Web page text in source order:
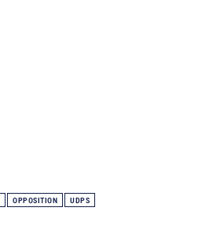
OPPOSITION UDPS